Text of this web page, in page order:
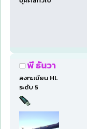
พี ธันวา
ลงทะเบียน HL
ระดับ 5